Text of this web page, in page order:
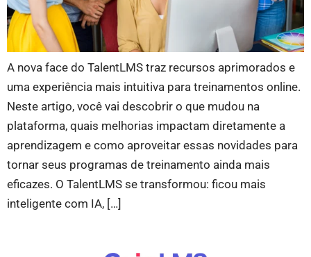
A nova face do TalentLMS traz recursos aprimorados e
uma experiência mais intuitiva para treinamentos online.
Neste artigo, você vai descobrir o que mudou na
plataforma, quais melhorias impactam diretamente a
aprendizagem e como aproveitar essas novidades para
tornar seus programas de treinamento ainda mais
eficazes. O TalentLMS se transformou: ficou mais
inteligente com IA, […]